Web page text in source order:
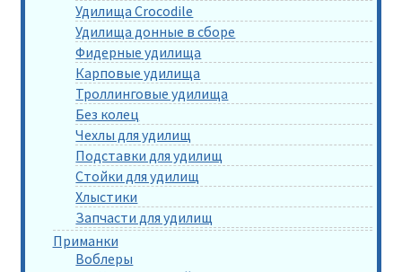
Удилища Crocodile
Удилища донные в сборе
Фидерные удилища
Карповые удилища
Троллинговые удилища
Без колец
Чехлы для удилищ
Подставки для удилищ
Стойки для удилищ
Хлыстики
Запчасти для удилищ
Приманки
Воблеры